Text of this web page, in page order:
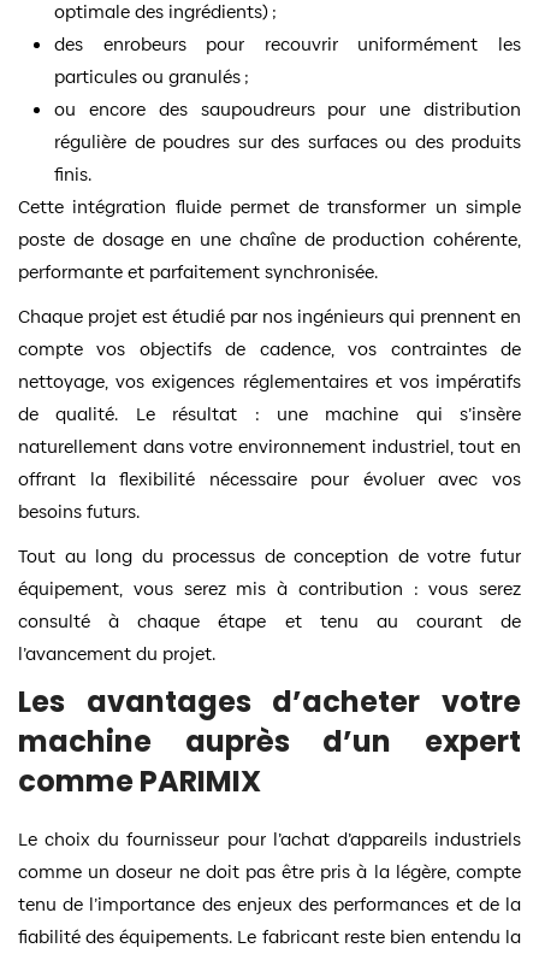
optimale des ingrédients) ;
des enrobeurs pour recouvrir uniformément les
particules ou granulés ;
ou encore des saupoudreurs pour une distribution
régulière de poudres sur des surfaces ou des produits
finis.
Cette intégration fluide permet de transformer un simple
poste de dosage en une chaîne de production cohérente,
performante et parfaitement synchronisée.
Chaque projet est étudié par nos ingénieurs qui prennent en
compte vos objectifs de cadence, vos contraintes de
nettoyage, vos exigences réglementaires et vos impératifs
de qualité. Le résultat : une machine qui s’insère
naturellement dans votre environnement industriel, tout en
offrant la flexibilité nécessaire pour évoluer avec vos
besoins futurs.
Tout au long du processus de conception de votre futur
équipement, vous serez mis à contribution : vous serez
consulté à chaque étape et tenu au courant de
l’avancement du projet.
Les avantages d’acheter votre
machine auprès d’un expert
comme PARIMIX
Le choix du fournisseur pour l’achat d’appareils industriels
comme un doseur ne doit pas être pris à la légère, compte
tenu de l’importance des enjeux des performances et de la
fiabilité des équipements. Le fabricant reste bien entendu la